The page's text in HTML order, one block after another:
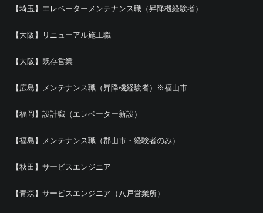
【埼玉】エレベーターメンテナンス職（昇降機経験者）
【大阪】リニューアル施工職
【大阪】既存営業
【広島】メンテナンス職（昇降機経験者）※福山市
【福岡】設計職（エレベーター新設）
【福島】メンテナンス職（郡山市・経験者のみ）
【秋田】サービスエンジニア
【青森】サービスエンジニア（八戸営業所）